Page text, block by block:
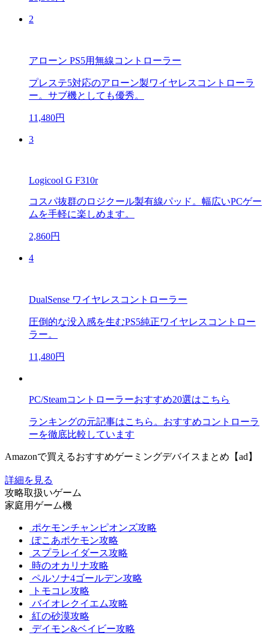
2
アローン PS5用無線コントローラー
プレステ5対応のアローン製ワイヤレスコントローラ
ー。サブ機としても優秀。
11,480円
3
Logicool G F310r
コスパ抜群のロジクール製有線パッド。幅広いPCゲー
ムを手軽に楽しめます。
2,860円
4
DualSense ワイヤレスコントローラー
圧倒的な没入感を生むPS5純正ワイヤレスコントロー
ラー。
11,480円
PC/Steamコントローラーおすすめ20選はこちら
ランキングの元記事はこちら。おすすめコントローラ
ーを徹底比較しています
Amazonで買えるおすすめゲーミングデバイスまとめ【ad】
詳細を見る
攻略取扱いゲーム
家庭用ゲーム機
ポケモンチャンピオンズ攻略
ぽこあポケモン攻略
スプラレイダース攻略
時のオカリナ攻略
ペルソナ4ゴールデン攻略
トモコレ攻略
バイオレクイエム攻略
紅の砂漠攻略
デイモン&ベイビー攻略